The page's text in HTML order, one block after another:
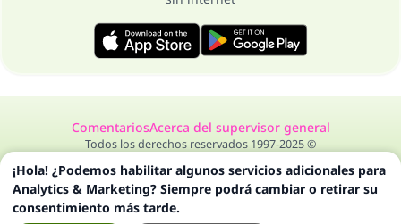
ComentariosAcerca del supervisor general
Todos los derechos reservados 1997-2025 ©
¡Hola! ¿Podemos habilitar algunos servicios adicionales para
Analytics & Marketing? Siempre podrá cambiar o retirar su
consentimiento más tarde.